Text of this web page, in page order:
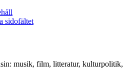
sidofältet
musik, film, litteratur, kulturpolitik,